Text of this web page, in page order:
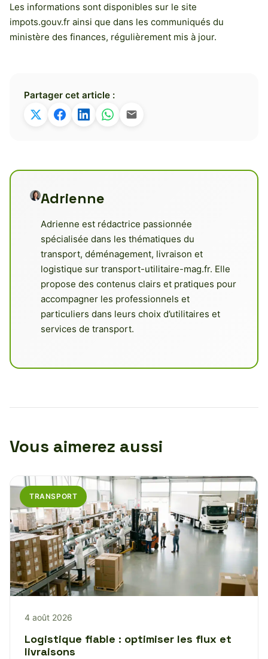
Les informations sont disponibles sur le site
impots.gouv.fr ainsi que dans les communiqués du
ministère des finances, régulièrement mis à jour.
Partager cet article :
Adrienne
Adrienne est rédactrice passionnée
spécialisée dans les thématiques du
transport, déménagement, livraison et
logistique sur transport-utilitaire-mag.fr. Elle
propose des contenus clairs et pratiques pour
accompagner les professionnels et
particuliers dans leurs choix d’utilitaires et
services de transport.
Vous aimerez aussi
TRANSPORT
4 août 2026
Logistique fiable : optimiser les flux et
livraisons